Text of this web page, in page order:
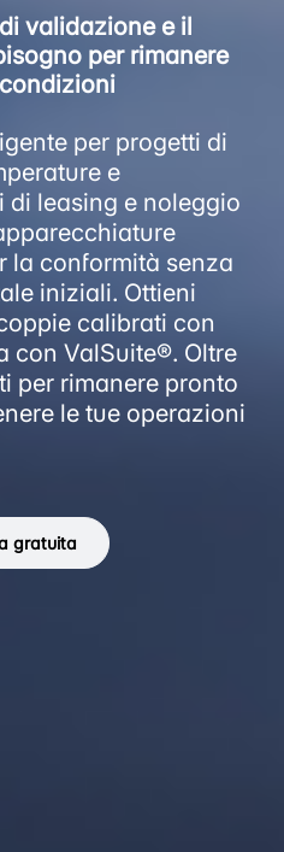
validazione e il
per rimanere
per progetti di
e
leasing e noleggio
la conformità senza
iniziali. Ottieni
calibrati con
con ValSuite®. Oltre
per rimanere pronto
le tue operazioni
gratuita